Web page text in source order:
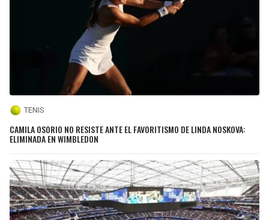
TENIS
CAMILA OSORIO NO RESISTE ANTE EL FAVORITISMO DE LINDA NOSKOVA:
ELIMINADA EN WIMBLEDON